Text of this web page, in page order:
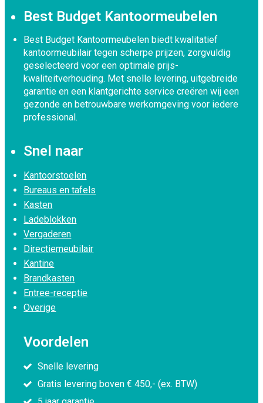
Best Budget Kantoormeubelen
Best Budget Kantoormeubelen biedt kwalitatief
kantoormeubilair tegen scherpe prijzen, zorgvuldig
geselecteerd voor een optimale prijs-
kwaliteitverhouding. Met snelle levering, uitgebreide
garantie en een klantgerichte service creëren wij een
gezonde en betrouwbare werkomgeving voor iedere
professional.
Snel naar
Kantoorstoelen
Bureaus en tafels
Kasten
Ladeblokken
Vergaderen
Directiemeubilair
Kantine
Brandkasten
Entree-receptie
Overige
Voordelen
Snelle levering
Gratis levering boven € 450,- (ex. BTW)